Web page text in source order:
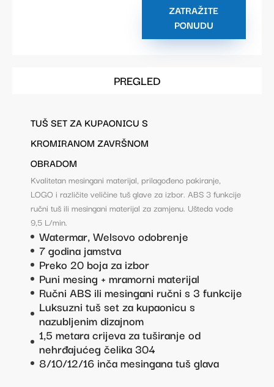
ZATRAŽITE
PONUDU
PREGLED
TUŠ SET ZA KUPAONICU S
KROMIRANOM ZAVRŠNOM
OBRADOM
Kvalitetan mesingani materijal, prilagođeno pakiranje,
LOGO i različite veličine tuš glave za izbor. ABS 3 funkcije
ručni tuš ili mesingani materijal za zamjenu. Ušteda vode
9,5 L/min.
Watermar, Welsovo odobrenje
7 godina jamstva
Preko 20 boja za izbor
Puni mesing + mramorni materijal
Ručni ABS ili mesingani ručni s 3 funkcije
Luksuzni tuš set za kupaonicu s
nazubljenim dizajnom
1,5 metara crijeva za tuširanje od
nehrđajućeg čelika 304
8/10/12/16 inča mesingana tuš glava